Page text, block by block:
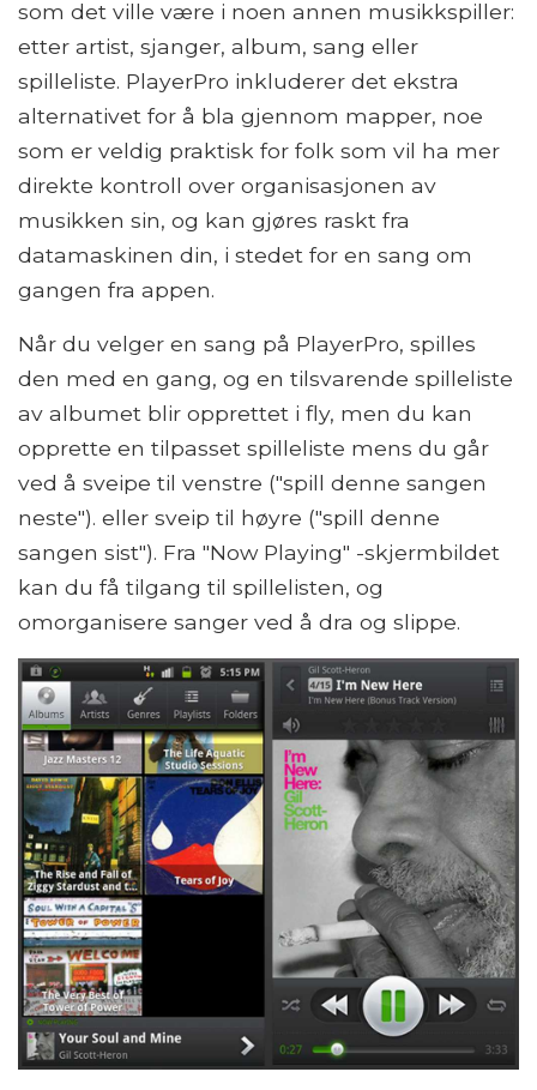
som det ville være i noen annen musikkspiller:
etter artist, sjanger, album, sang eller
spilleliste. PlayerPro inkluderer det ekstra
alternativet for å bla gjennom mapper, noe
som er veldig praktisk for folk som vil ha mer
direkte kontroll over organisasjonen av
musikken sin, og kan gjøres raskt fra
datamaskinen din, i stedet for en sang om
gangen fra appen.
Når du velger en sang på PlayerPro, spilles
den med en gang, og en tilsvarende spilleliste
av albumet blir opprettet i fly, men du kan
opprette en tilpasset spilleliste mens du går
ved å sveipe til venstre ("spill denne sangen
neste"). eller sveip til høyre ("spill denne
sangen sist"). Fra "Now Playing" -skjermbildet
kan du få tilgang til spillelisten, og
omorganisere sanger ved å dra og slippe.